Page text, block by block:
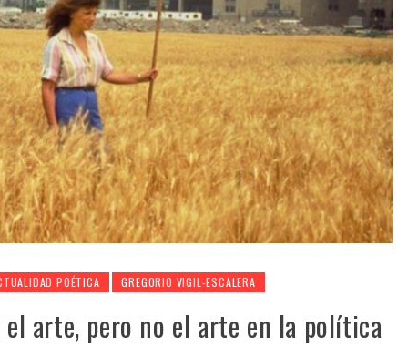
POÉTICA GREGORIO VIGIL-ESCALERA
el arte, pero no el arte en la política